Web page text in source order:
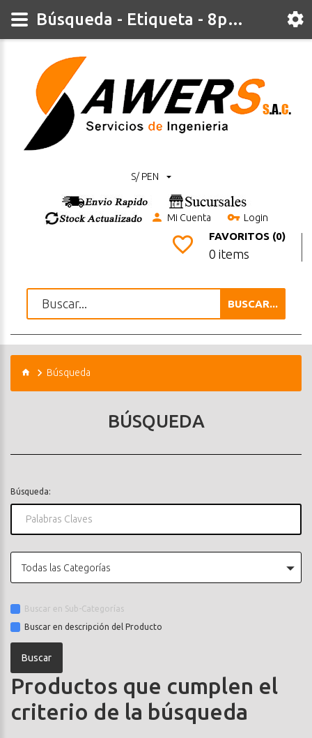
S/ PEN
Mi Cuenta Login
FAVORITOS (0)
0 items
BUSCAR...
Búsqueda
BÚSQUEDA
Búsqueda:
Todas las Categorías
Buscar en Sub-Categorías
Buscar en descripción del Producto
Productos que cumplen el
criterio de la búsqueda
Búsqueda - Etiqueta - 8piezas